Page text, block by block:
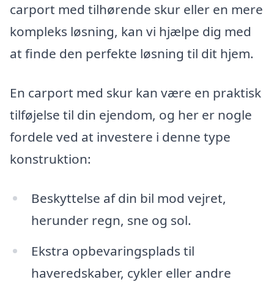
carport med tilhørende skur eller en mere
kompleks løsning, kan vi hjælpe dig med
at finde den perfekte løsning til dit hjem.
En carport med skur kan være en praktisk
tilføjelse til din ejendom, og her er nogle
fordele ved at investere i denne type
konstruktion:
Beskyttelse af din bil mod vejret,
herunder regn, sne og sol.
Ekstra opbevaringsplads til
haveredskaber, cykler eller andre